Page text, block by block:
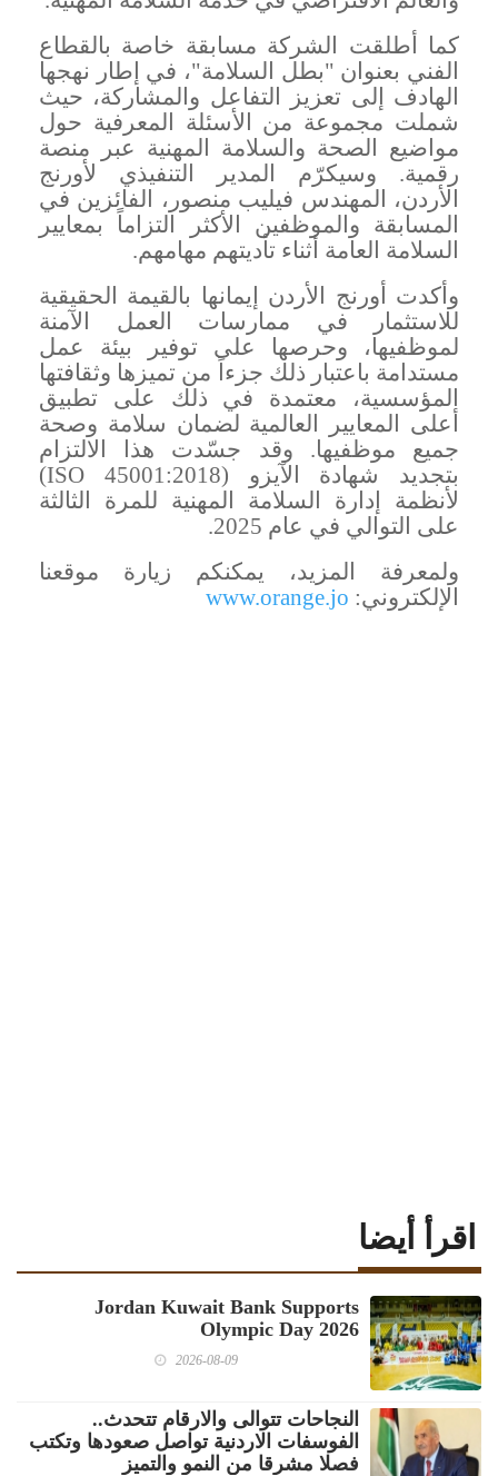
كما أطلقت الشركة مسابقة خاصة بالقطاع
الفني بعنوان "بطل السلامة"، في إطار نهجها
الهادف إلى تعزيز التفاعل والمشاركة، حيث
شملت مجموعة من الأسئلة المعرفية حول
مواضيع الصحة والسلامة المهنية عبر منصة
رقمية. وسيكرّم المدير التنفيذي لأورنج
الأردن، المهندس فيليب منصور، الفائزين في
المسابقة والموظفين الأكثر التزاماً بمعايير
السلامة العامة أثناء تأديتهم مهامهم.
وأكدت أورنج الأردن إيمانها بالقيمة الحقيقية
للاستثمار في ممارسات العمل الآمنة
لموظفيها، وحرصها على توفير بيئة عمل
مستدامة باعتبار ذلك جزءاً من تميزها وثقافتها
المؤسسية، معتمدة في ذلك على تطبيق
أعلى المعايير العالمية لضمان سلامة وصحة
جميع موظفيها. وقد جسّدت هذا الالتزام
بتجديد شهادة الآيزو (ISO 45001:2018
)
لأنظمة إدارة السلامة المهنية للمرة الثالثة
على التوالي في عام 2025.
ولمعرفة المزيد، يمكنكم زيارة موقعنا
الإلكتروني: www.orange.jo
اقرأ أيضا
Jordan Kuwait Bank Supports
Olympic Day 2026
2026-08-09
النجاحات تتوالى والارقام تتحدث..
الفوسفات الاردنية تواصل صعودها وتكتب
فصلا مشرقا من النمو والتميز